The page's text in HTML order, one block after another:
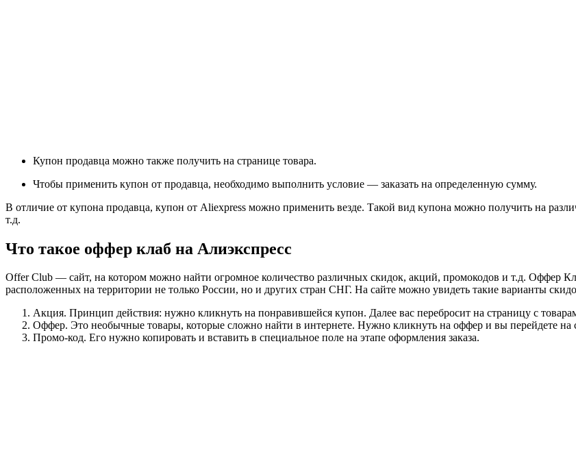
Купон продавца можно также получить на странице товара.
Чтобы применить купон от продавца, необходимо выполнить условие — заказать на определенную сумму.
В отличие от купона продавца, купон от Aliexpress можно применить везде. Такой вид купона можно получить на
т.д.
Что такое оффер клаб на Алиэкспресс
Offer Club — сайт, на котором можно найти огромное количество различных скидок, акций, промокодов и т.д. Оффер
расположенных на территории не только России, но и других стран СНГ. На сайте можно увидеть такие варианты
Акция. Принцип действия: нужно кликнуть на понравившейся купон. Далее вас перебросит на страницу с
Оффер. Это необычные товары, которые сложно найти в интернете. Нужно кликнуть на оффер и вы перейдете
Промо-код. Его нужно копировать и вставить в специальное поле на этапе оформления заказа.